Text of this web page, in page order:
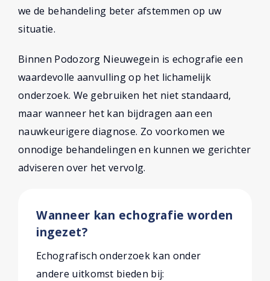
we de behandeling beter afstemmen op uw
situatie.
Binnen Podozorg Nieuwegein is echografie een
waardevolle aanvulling op het lichamelijk
onderzoek. We gebruiken het niet standaard,
maar wanneer het kan bijdragen aan een
nauwkeurigere diagnose. Zo voorkomen we
onnodige behandelingen en kunnen we gerichter
adviseren over het vervolg.
Wanneer kan echografie worden
ingezet?
Echografisch onderzoek kan onder
andere uitkomst bieden bij: